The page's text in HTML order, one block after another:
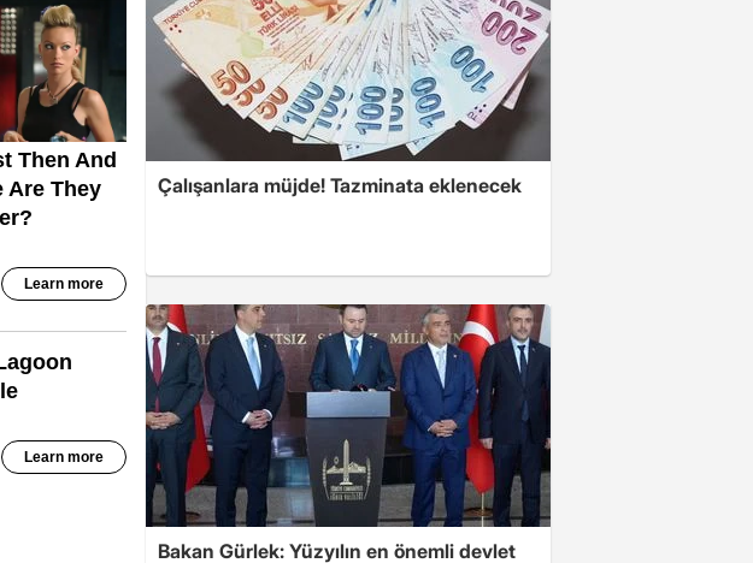
Çalışanlara müjde! Tazminata eklenecek
Bakan Gürlek: Yüzyılın en önemli devlet